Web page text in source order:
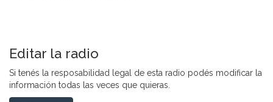
Editar la radio
Si tenés la resposabilidad legal de esta radio podés modificar la
información todas las veces que quieras.